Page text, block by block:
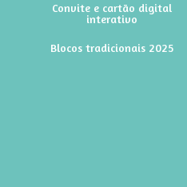
Convite e cartão digital
interativo
Blocos tradicionais 2025